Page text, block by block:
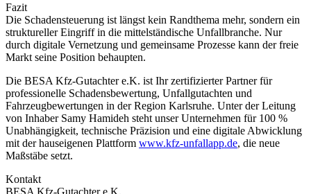
Fazit
Die Schadensteuerung ist längst kein Randthema mehr, sondern ein
struktureller Eingriff in die mittelständische Unfallbranche. Nur
durch digitale Vernetzung und gemeinsame Prozesse kann der freie
Markt seine Position behaupten.
Die BESA Kfz-Gutachter e.K. ist Ihr zertifizierter Partner für
professionelle Schadensbewertung, Unfallgutachten und
Fahrzeugbewertungen in der Region Karlsruhe. Unter der Leitung
von Inhaber Samy Hamideh steht unser Unternehmen für 100 %
Unabhängigkeit, technische Präzision und eine digitale Abwicklung
mit der hauseigenen Plattform www.kfz-unfallapp.de, die neue
Maßstäbe setzt.
Kontakt
BESA Kfz-Gutachter e.K.